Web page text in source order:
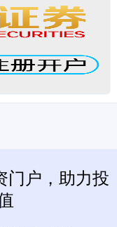
门户，助力投